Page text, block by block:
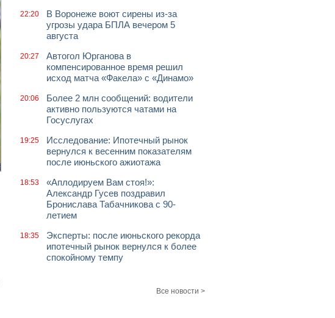
22:20
В Воронеже воют сирены из-за
угрозы удара БПЛА вечером 5
августа
20:27
Автогол Юрганова в
компенсированное время решил
исход матча «Факела» с «Динамо»
20:06
Более 2 млн сообщений: водители
активно пользуются чатами на
Госуслугах
19:25
Исследование: Ипотечный рынок
вернулся к весенним показателям
после июньского ажиотажа
18:53
«Аплодируем Вам стоя!»:
Александр Гусев поздравил
Бронислава Табачникова с 90-
летием
18:35
Эксперты: после июньского рекорда
ипотечный рынок вернулся к более
спокойному темпу
Все новости >